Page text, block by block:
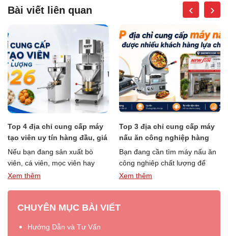
Bài viết liên quan
Top 3 địa chỉ cung cấp máy
nấu ăn công nghiệp hàng
đầu năm 20226
Bạn đang cần tìm máy nấu ăn
công nghiêp chất lượng để
phục vụ quán ăn, nhà hàng,
địa
cung
Xem thêm
TOP 4 đơn vị cung cấp máy
đánh kem hàng đầu, giá tốt
năm 20226
Đối với tiệm bánh, quán cà phê
hay cơ sở kinh doanh thực
phẩm, máy đánh kem là thiết bị
Xem thêm
‹ ›
CHUYÊN MỤC BÀI VIẾT
Hướng Dẫn và Tư Vấn